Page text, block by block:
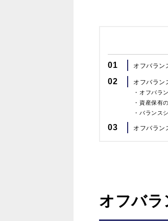
01 オフバラン
02 オフバラン
オフバラ
資産保有
バランス
03 オフバラン
オフバラ